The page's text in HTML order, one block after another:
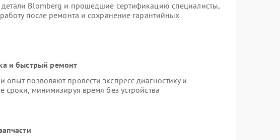
Blomberg и прошедшие сертификацию специалисты,
после ремонта и сохранение гарантийных
и быстрый ремонт
позволяют провести экспресс-диагностику и
сроки, минимизируя время без устройства